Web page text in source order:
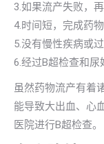
3.如果流产失败，
4.时间短，完成药
5.没有慢性疾病或
6.经过B超检查和尿
虽然药物流产有着
能导致大出血、心
医院进行B超检查。